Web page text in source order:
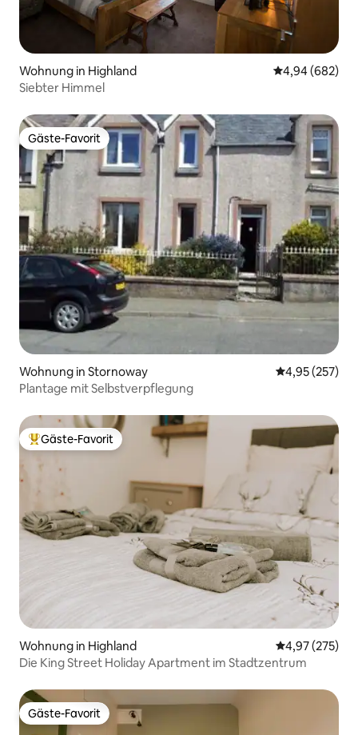
Wohnung in Highland
4,94 (682)
Siebter Himmel
Gäste-Favorit
Gäste-Favorit
Wohnung in Stornoway
4,95 (257)
Plantage mit Selbstverpflegung
Beliebter Gäste-Favorit.
Gäste-Favorit
Wohnung in Highland
4,97 (275)
Die King Street Holiday Apartment im Stadtzentrum
Gäste-Favorit
Gäste-Favorit